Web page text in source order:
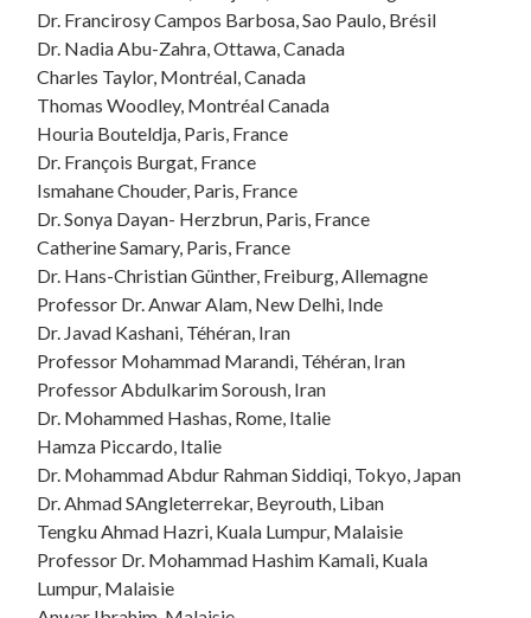
Dr. Francirosy Campos Barbosa, Sao Paulo, Brésil
Dr. Nadia Abu-Zahra, Ottawa, Canada
Charles Taylor, Montréal, Canada
Thomas Woodley, Montréal Canada
Houria Bouteldja, Paris, France
Dr. François Burgat, France
Ismahane Chouder, Paris, France
Dr. Sonya Dayan- Herzbrun, Paris, France
Catherine Samary, Paris, France
Dr. Hans-Christian Günther, Freiburg, Allemagne
Professor Dr. Anwar Alam, New Delhi, Inde
Dr. Javad Kashani, Téhéran, Iran
Professor Mohammad Marandi, Téhéran, Iran
Professor Abdulkarim Soroush, Iran
Dr. Mohammed Hashas, Rome, Italie
Hamza Piccardo, Italie
Dr. Mohammad Abdur Rahman Siddiqi, Tokyo, Japan
Dr. Ahmad SAngleterrekar, Beyrouth, Liban
Tengku Ahmad Hazri, Kuala Lumpur, Malaisie
Professor Dr. Mohammad Hashim Kamali, Kuala
Lumpur, Malaisie